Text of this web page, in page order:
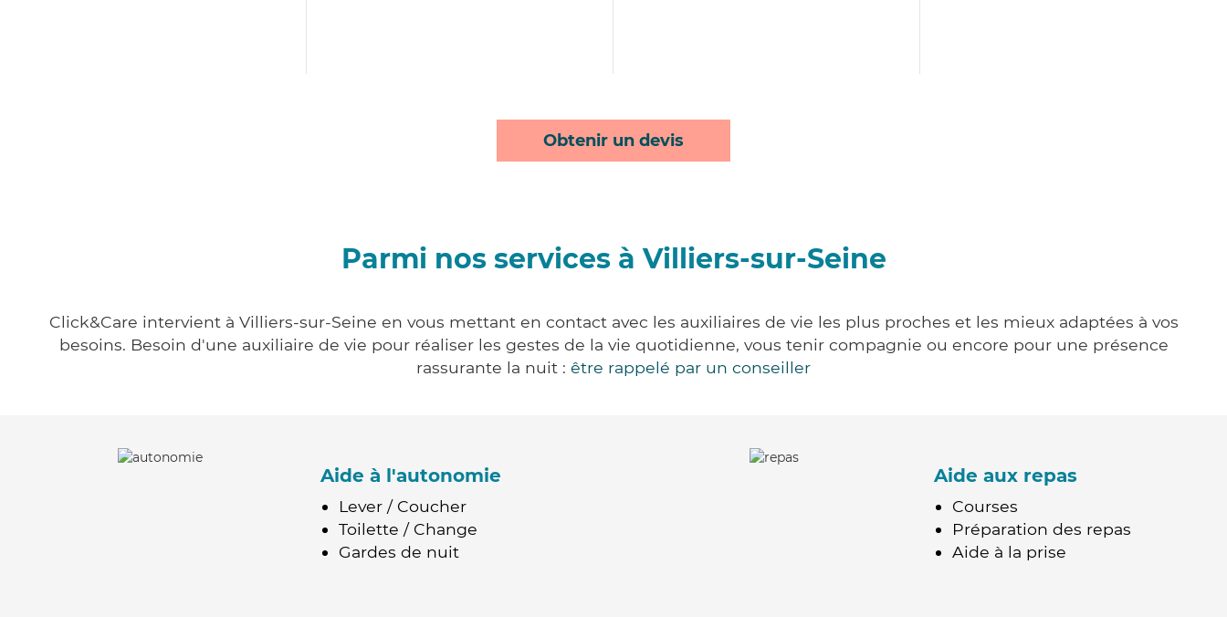
Obtenir un devis
Parmi nos services à Villiers-sur-Seine
Click&Care intervient à Villiers-sur-Seine en vous mettant en contact avec les auxiliaires de vie les plus proches et les mieux adaptées à vos
besoins. Besoin d'une auxiliaire de vie pour réaliser les gestes de la vie quotidienne, vous tenir compagnie ou encore pour une présence
rassurante la nuit : être rappelé par un conseiller
Aide à l'autonomie
Lever / Coucher
Toilette / Change
Gardes de nuit
Aide aux repas
Courses
Préparation des repas
Aide à la prise